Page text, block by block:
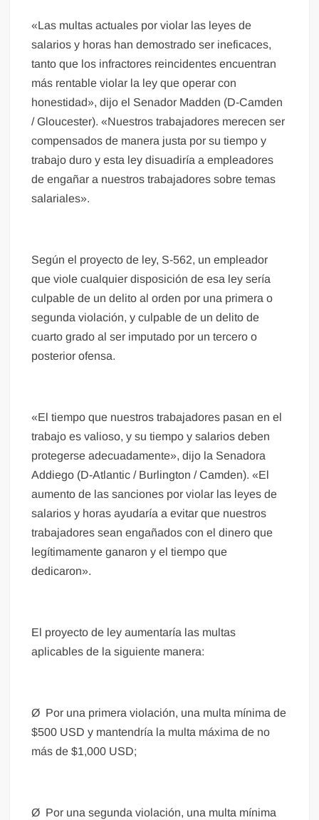
«Las multas actuales por violar las leyes de
salarios y horas han demostrado ser ineficaces,
tanto que los infractores reincidentes encuentran
más rentable violar la ley que operar con
honestidad», dijo el Senador Madden (D-Camden
/ Gloucester). «Nuestros trabajadores merecen ser
compensados ​​de manera justa por su tiempo y
trabajo duro y esta ley disuadiría a empleadores
de engañar a nuestros trabajadores sobre temas
salariales».
Según el proyecto de ley, S-562, un empleador
que viole cualquier disposición de esa ley sería
culpable de un delito al orden por una primera o
segunda violación, y culpable de un delito de
cuarto grado al ser imputado por un tercero o
posterior ofensa.
«El tiempo que nuestros trabajadores pasan en el
trabajo es valioso, y su tiempo y salarios deben
protegerse adecuadamente», dijo la Senadora
Addiego (D-Atlantic / Burlington / Camden). «El
aumento de las sanciones por violar las leyes de
salarios y horas ayudaría a evitar que nuestros
trabajadores sean engañados con el dinero que
legítimamente ganaron y el tiempo que
dedicaron».
El proyecto de ley aumentaría las multas
aplicables de la siguiente manera:
Ø Por una primera violación, una multa mínima de
$500 USD y mantendría la multa máxima de no
más de $1,000 USD;
Ø Por una segunda violación, una multa mínima